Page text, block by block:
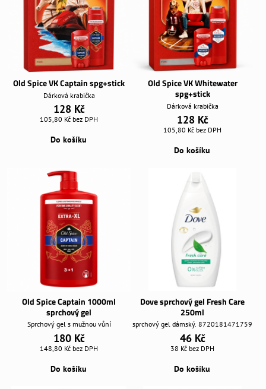
Old Spice VK Captain spg+stick
Dárková krabička
128 Kč
105,80 Kč bez DPH
Do košíku
Old Spice VK Whitewater
spg+stick
Dárková krabička
128 Kč
105,80 Kč bez DPH
Do košíku
Old Spice Captain 1000ml
sprchový gel
Sprchový gel s mužnou vůní
180 Kč
148,80 Kč bez DPH
Do košíku
Dove sprchový gel Fresh Care
250ml
sprchový gel dámský. 8720181471759
46 Kč
38 Kč bez DPH
Do košíku